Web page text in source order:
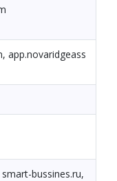
app.novaridgeass
bussines.ru,